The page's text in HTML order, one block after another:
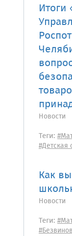
Итоги
Новости
Теги:
#Детская
Как
Новости
Теги: